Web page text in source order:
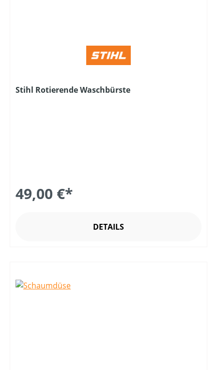
Stihl Rotierende Waschbürste
49,00 €*
DETAILS